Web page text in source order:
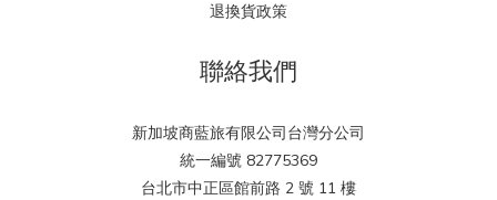
退換貨政策
聯絡我們
新加坡商藍旅有限公司台灣分公司
統一編號 82775369
台北市中正區館前路 2 號 11 樓